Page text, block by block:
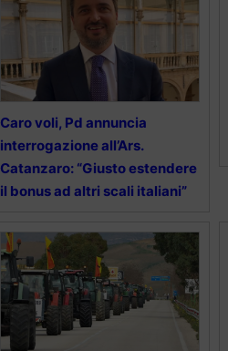
Caro voli, Pd annuncia
interrogazione all’Ars.
Catanzaro: “Giusto estendere
il bonus ad altri scali italiani”